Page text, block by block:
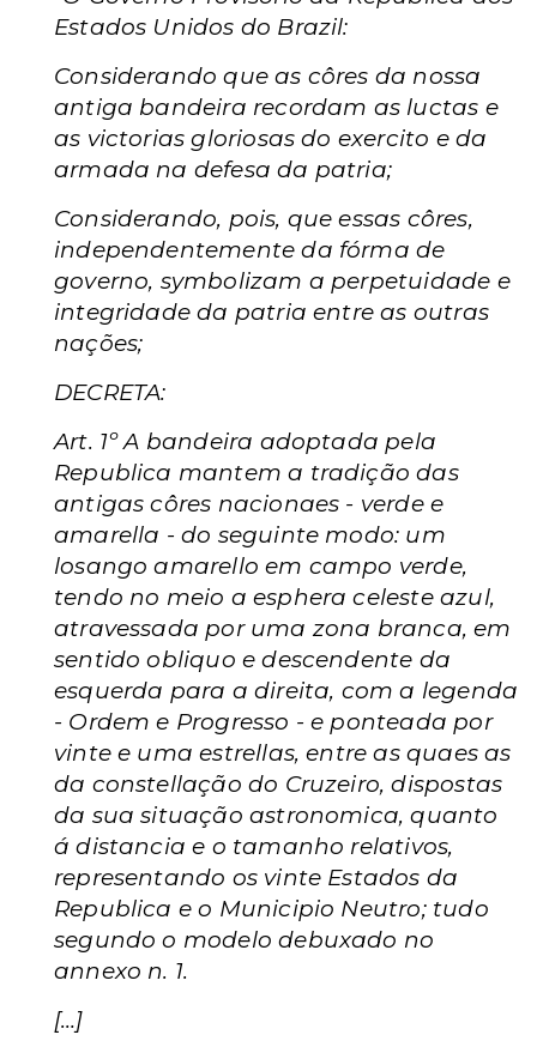
Estados Unidos do Brazil:
Considerando que as côres da nossa
antiga bandeira recordam as luctas e
as victorias gloriosas do exercito e da
armada na defesa da patria;
Considerando, pois, que essas côres,
independentemente da fórma de
governo, symbolizam a perpetuidade e
integridade da patria entre as outras
nações;
DECRETA:
Art. 1º A bandeira adoptada pela
Republica mantem a tradição das
antigas côres nacionaes - verde e
amarella - do seguinte modo: um
losango amarello em campo verde,
tendo no meio a esphera celeste azul,
atravessada por uma zona branca, em
sentido obliquo e descendente da
esquerda para a direita, com a legenda
- Ordem e Progresso - e ponteada por
vinte e uma estrellas, entre as quaes as
da constellação do Cruzeiro, dispostas
da sua situação astronomica, quanto
á distancia e o tamanho relativos,
representando os vinte Estados da
Republica e o Municipio Neutro; tudo
segundo o modelo debuxado no
annexo n. 1.
[…]